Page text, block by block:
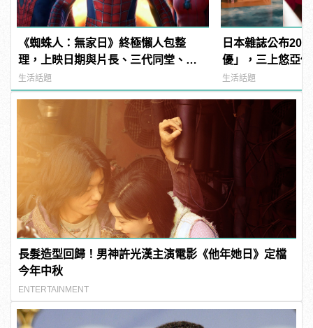
《蜘蛛人：無家日》終極懶人包整
理，上映日期與片長、三代同堂、湯
姆霍蘭德去向......
生活話題
日本雜誌公布
優」，三上悠亞
manfashion這樣
生活話題
長髮造型回歸！男神許光漢主演電影《他年她日》定檔
今年中秋
ENTERTAINMENT